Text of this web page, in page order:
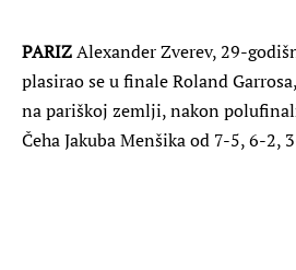
PARIZAlexander Zverev, 29-
plasirao se u finale Roland
na pariškoj zemlji, nakon
Čeha Jakuba Menšika od 7-5, 6-2,